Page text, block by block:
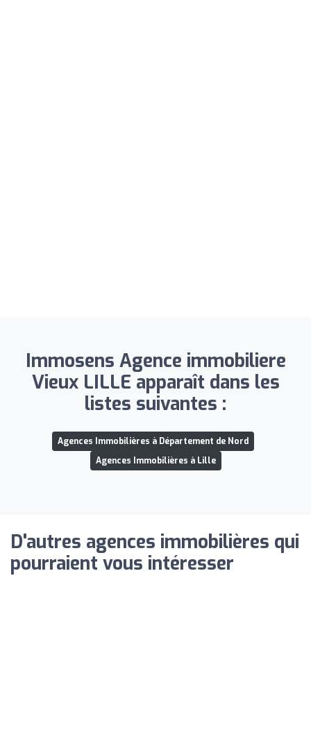
Immosens Agence immobiliere
Vieux LILLE apparaît dans les
listes suivantes :
Agences Immobilières à Département de Nord
Agences Immobilières à Lille
D'autres agences immobilières qui
pourraient vous intéresser